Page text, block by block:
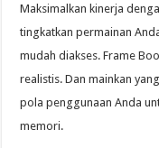
Maksimalkan kinerja
tingkatkan permainan
mudah diakses. Frame
realistis. Dan mainkan
pola penggunaan Anda
memori.